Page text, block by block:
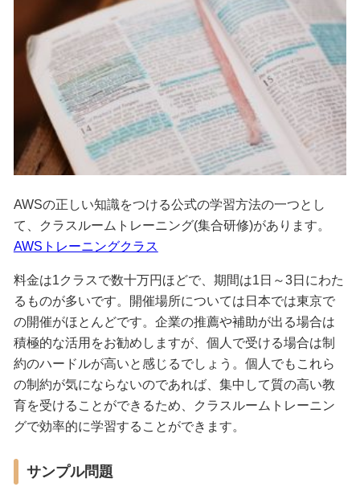
AWSの正しい知識をつける公式の学習方法の一つとし
て、クラスルームトレーニング(集合研修)があります。
AWSトレーニングクラス
料金は1クラスで数十万円ほどで、期間は1日～3日にわた
るものが多いです。開催場所については日本では東京で
の開催がほとんどです。企業の推薦や補助が出る場合は
積極的な活用をお勧めしますが、個人で受ける場合は制
約のハードルが高いと感じるでしょう。個人でもこれら
の制約が気にならないのであれば、集中して質の高い教
育を受けることができるため、クラスルームトレーニン
グで効率的に学習することができます。
サンプル問題